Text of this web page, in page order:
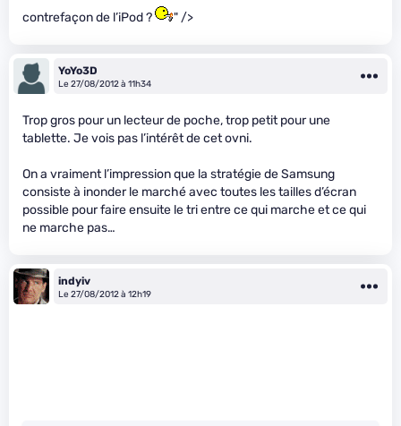
contrefaçon de l’iPod ?
" />
YoYo3D
Le 27/08/2012 à 11h34
Trop gros pour un lecteur de poche, trop petit pour une
tablette. Je vois pas l’intérêt de cet ovni.
On a vraiment l’impression que la stratégie de Samsung
consiste à inonder le marché avec toutes les tailles d’écran
possible pour faire ensuite le tri entre ce qui marche et ce qui
ne marche pas…
indyiv
Le 27/08/2012 à 12h19